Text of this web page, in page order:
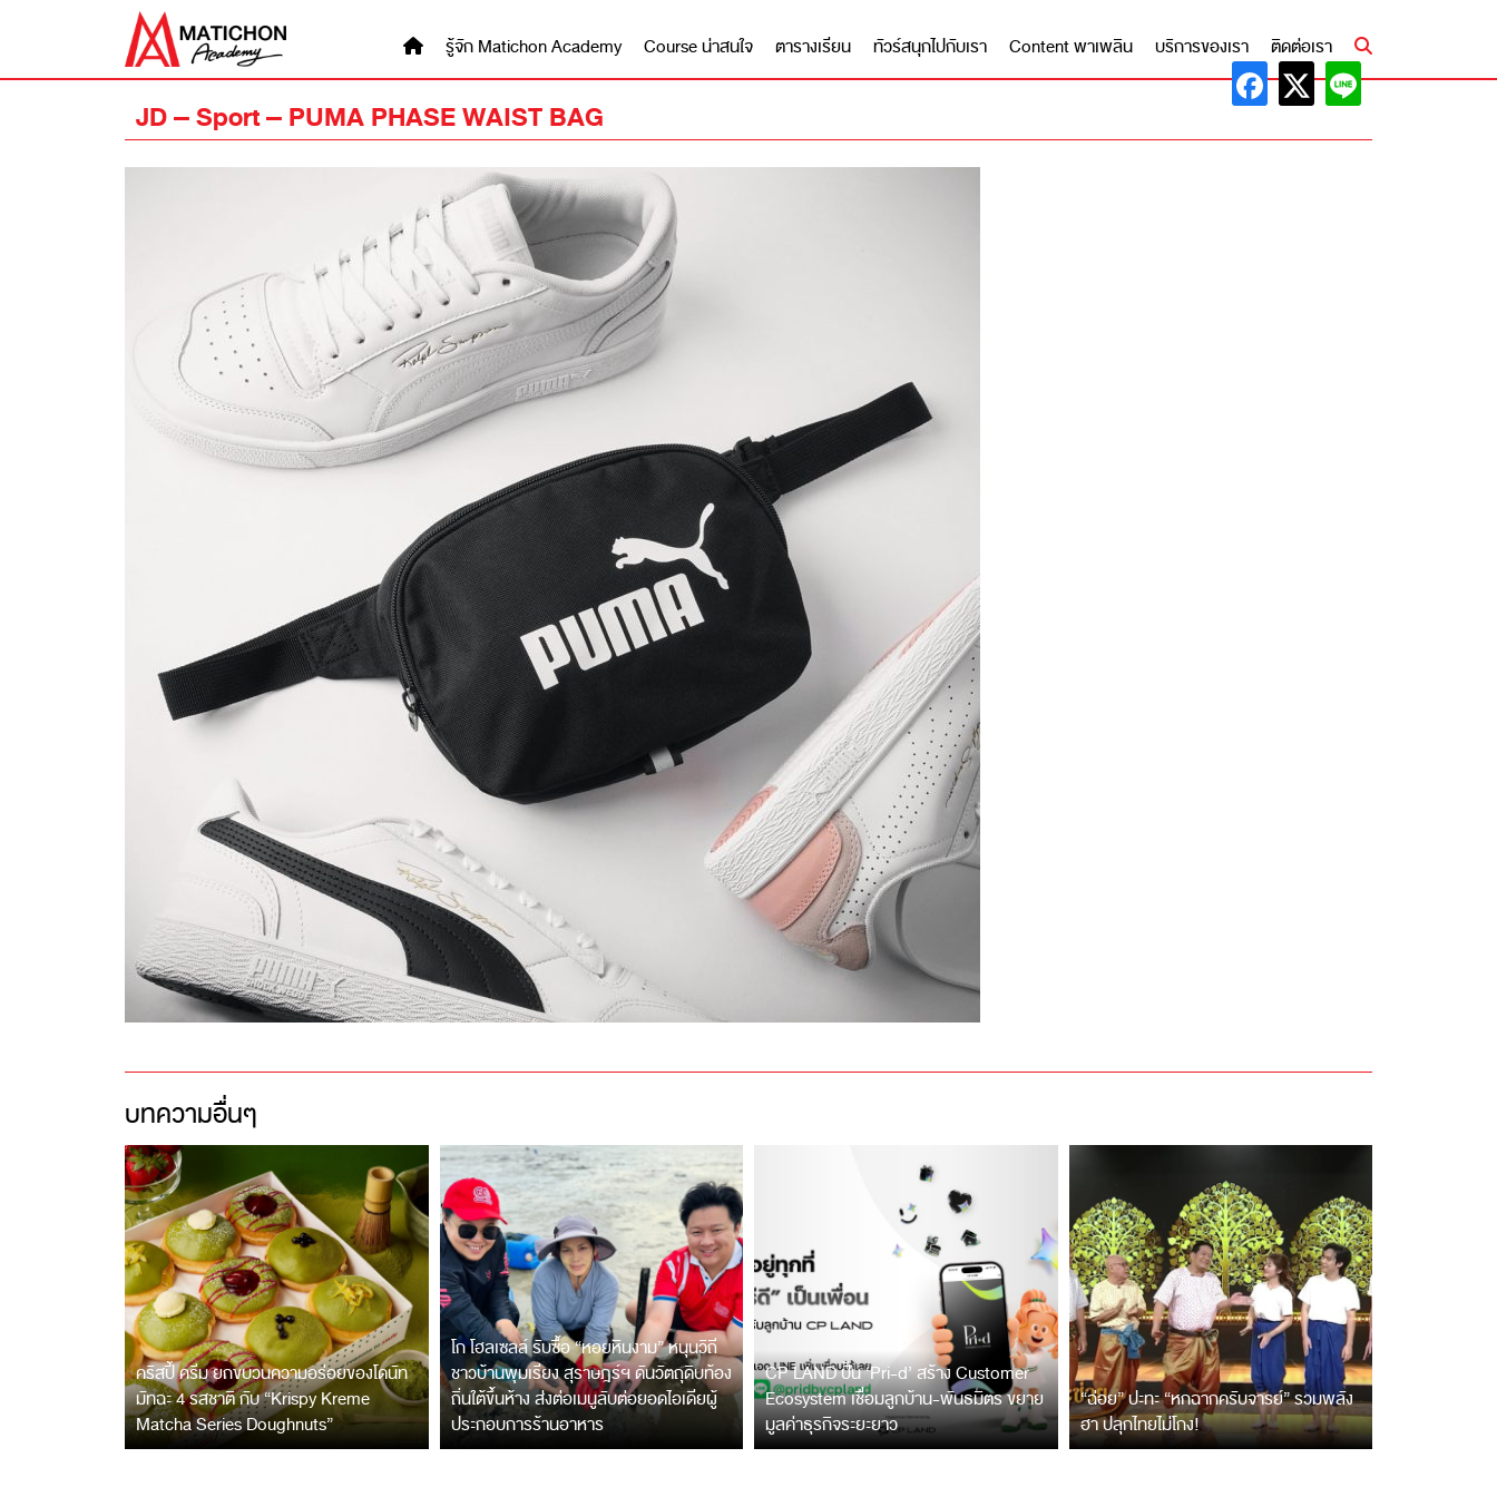
รู้จัก Matichon Academy Course น่าสนใจ ตารางเรียน ทัวร์สนุกไปกับเรา Content พาเพลิน บริการของเรา ติดต่อเรา
JD – Sport – PUMA PHASE WAIST BAG
บทความอื่นๆ
คริสปี้ ครีม ยกขบวนความอร่อยของโดนัท
มัทฉะ 4 รสชาติ กับ “Krispy Kreme
Matcha Series Doughnuts”
โก โฮลเซลล์ รับซื้อ “หอยหินงาม” หนุนวิถี
ชาวบ้านพุมเรียง สุราษฎร์ฯ ดันวัตถุดิบท้อง
ถิ่นใต้ขึ้นห้าง ส่งต่อเมนูลับต่อยอดไอเดียผู้
ประกอบการร้านอาหาร
CP LAND ปั้น ‘Pri-d’ สร้าง Customer
Ecosystem เชื่อมลูกบ้าน-พันธมิตร ขยาย
มูลค่าธุรกิจระยะยาว
“ฉ่อย” ปะทะ “หกฉากครับจารย์” รวมพลัง
ฮา ปลุกไทยไม่โกง!